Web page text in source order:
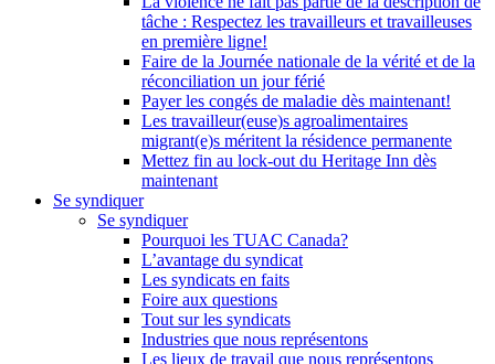
tâche : Respectez les travailleurs et travailleuses
en première ligne!
Faire de la Journée nationale de la vérité et de la
réconciliation un jour férié
Payer les congés de maladie dès maintenant!
Les travailleur(euse)s agroalimentaires
migrant(e)s méritent la résidence permanente
Mettez fin au lock-out du Heritage Inn dès
maintenant
Se syndiquer
Se syndiquer
Pourquoi les TUAC Canada?
L’avantage du syndicat
Les syndicats en faits
Foire aux questions
Tout sur les syndicats
Industries que nous représentons
Les lieux de travail que nous représentons